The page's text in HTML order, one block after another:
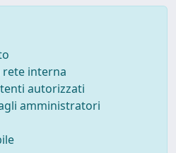
interna
autorizzati
amministratori